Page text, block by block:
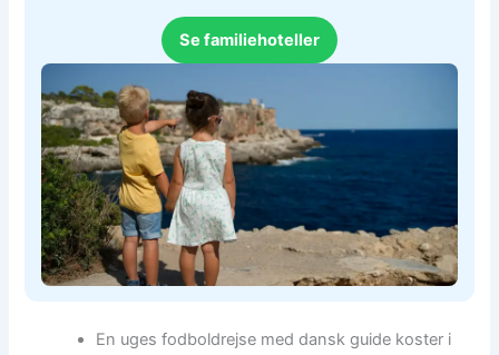
Se familiehoteller
En uges fodboldrejse med dansk guide koster i